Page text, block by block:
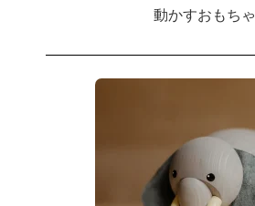
動かすおもちゃ